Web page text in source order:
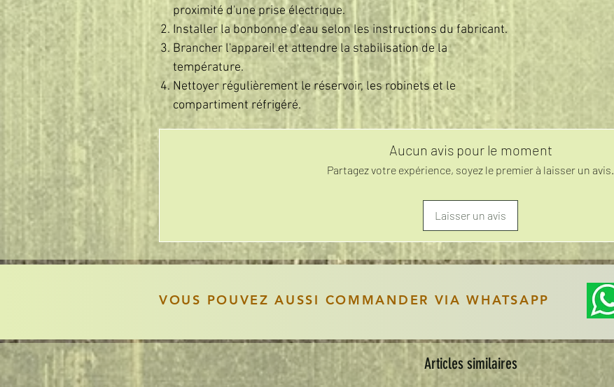
proximité d'une prise électrique.
Installer la bonbonne d'eau selon les instructions du fabricant.
Brancher l'appareil et attendre la stabilisation de la
température.
Nettoyer régulièrement le réservoir, les robinets et le
compartiment réfrigéré.
Aucun avis pour le moment
Partagez votre expérience, soyez le premier à laisser un avis.
Laisser un avis
VOUS POUVEZ AUSSI COMMANDER VIA WHATSAPP
Articles similaires